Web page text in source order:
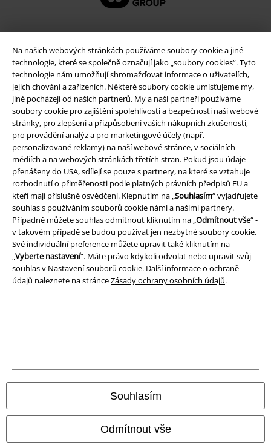
Na našich webových stránkách používáme soubory cookie a jiné
technologie, které se společně označují jako „soubory cookies“. Tyto
technologie nám umožňují shromažďovat informace o uživatelích,
jejich chování a zařízeních. Některé soubory cookie umísťujeme my,
jiné pocházejí od našich partnerů. My a naši partneři používáme
soubory cookie pro zajištění spolehlivosti a bezpečnosti naší webové
stránky, pro zlepšení a přizpůsobení vašich nákupních zkušeností,
pro provádění analýz a pro marketingové účely (např.
personalizované reklamy) na naší webové stránce, v sociálních
médiích a na webových stránkách třetích stran. Pokud jsou údaje
přenášeny do USA, sdílejí se pouze s partnery, na které se vztahuje
rozhodnutí o přiměřenosti podle platných právních předpisů EU a
kteří mají příslušné osvědčení. Klepnutím na „ Souhlasím“ vyjadřujete
souhlas s používáním souborů cookie námi a našimi partnery.
Případně můžete souhlas odmítnout kliknutím na „ Odmítnout vše“ -
v takovém případě se budou používat jen nezbytné soubory cookie.
Své individuální preference můžete upravit také kliknutím na
Vyberte nastavení“. Máte právo kdykoli odvolat nebo upravit svůj
souhlas v Nastavení souborů cookie. Další informace o ochraně
údajů naleznete na stránceZásady ochrany osobních údajů.
Souhlasím
Odmítnout vše
Právní informace
Podmínky
Prohlášení
Ochrana osobních údajů
Likvidace odpadu a ochrana životního prostředí
Prohlášení o shodě
Všechny ceny jsou včetně DPH, bezpoštovného a balného
© 1986-2026 EMP Merchandising